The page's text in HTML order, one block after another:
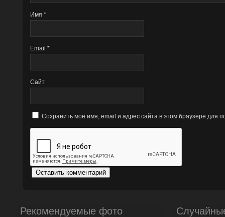
Имя *
Email *
Сайт
Сохранить моё имя, email и адрес сайта в этом браузере для
Рекомендуемые фото